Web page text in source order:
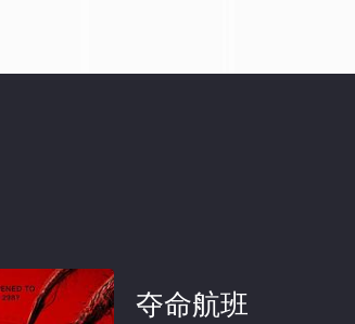
夺命航班